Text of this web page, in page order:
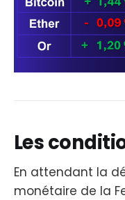
Les
En attendant la
monétaire de la